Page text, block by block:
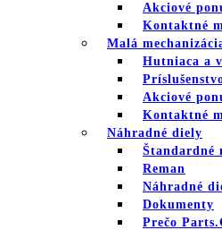
Akciové
Kontaktné
Malá
Hutniaca a
Akciové
Kontaktné
Náhradné diely
Štandardné
Reman
Náhradné
Dokumenty
Prečo